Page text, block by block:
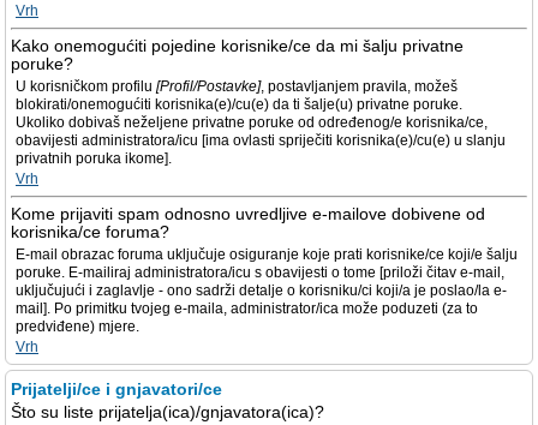
Vrh
Kako onemogućiti pojedine korisnike/ce da mi šalju privatne
poruke?
U korisničkom profilu [Profil/Postavke], postavljanjem pravila, možeš
blokirati/onemogućiti korisnika(e)/cu(e) da ti šalje(u) privatne poruke.
Ukoliko dobivaš neželjene privatne poruke od određenog/e korisnika/ce,
obavijesti administratora/icu [ima ovlasti spriječiti korisnika(e)/cu(e) u slanju
privatnih poruka ikome].
Vrh
Kome prijaviti spam odnosno uvredljive e-mailove dobivene od
korisnika/ce foruma?
E-mail obrazac foruma uključuje osiguranje koje prati korisnike/ce koji/e šalju
poruke. E-mailiraj administratora/icu s obavijesti o tome [priloži čitav e-mail,
uključujući i zaglavlje - ono sadrži detalje o korisniku/ci koji/a je poslao/la e-
mail]. Po primitku tvojeg e-maila, administrator/ica može poduzeti (za to
predviđene) mjere.
Vrh
Prijatelji/ce i gnjavatori/ce
Što su liste prijatelja(ica)/gnjavatora(ica)?